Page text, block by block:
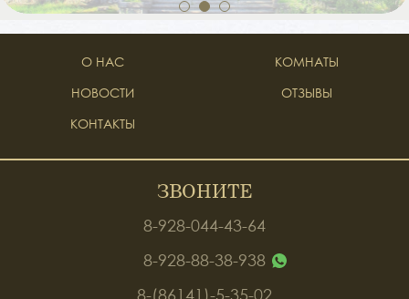
1 2 3
О НАС
КОМНАТЫ
НОВОСТИ
ОТЗЫВЫ
КОНТАКТЫ
ЗВОНИТЕ
8-928-044-43-64
8-928-88-38-938